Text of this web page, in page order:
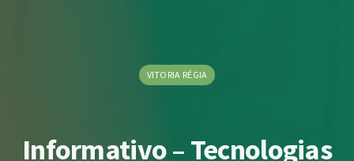
VITORIA RÉGIA
Informativo – Tecnologias